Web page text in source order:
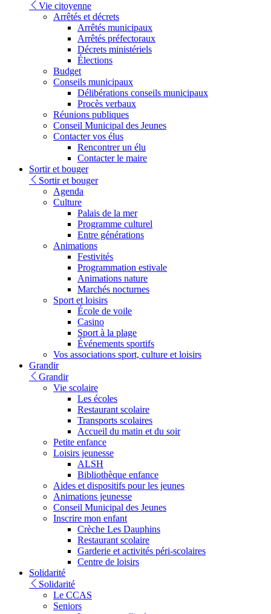
Vie citoyenne
Arrêtés et décrets
Arrêtés municipaux
Arrêtés préfectoraux
Décrets ministériels
Élections
Budget
Conseils municipaux
Délibérations conseils municipaux
Procès verbaux
Réunions publiques
Conseil Municipal des Jeunes
Contacter vos élus
Rencontrer un élu
Contacter le maire
Sortir et bouger
Sortir et bouger
Agenda
Culture
Palais de la mer
Programme culturel
Entre générations
Animations
Festivités
Programmation estivale
Animations nature
Marchés nocturnes
Sport et loisirs
École de voile
Casino
Sport à la plage
Événements sportifs
Vos associations sport, culture et loisirs
Grandir
Grandir
Vie scolaire
Les écoles
Restaurant scolaire
Transports scolaires
Accueil du matin et du soir
Petite enfance
Loisirs jeunesse
ALSH
Bibliothèque enfance
Aides et dispositifs pour les jeunes
Animations jeunesse
Conseil Municipal des Jeunes
Inscrire mon enfant
Crèche Les Dauphins
Restaurant scolaire
Garderie et activités péri-scolaires
Centre de loisirs
Solidarité
Solidarité
Le CCAS
Seniors